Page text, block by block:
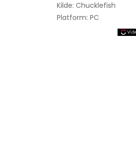
Kilde: Chucklefish
Platform: PC